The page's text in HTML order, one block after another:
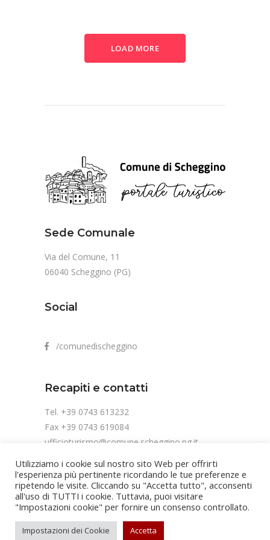
LOAD MORE
Sede Comunale
Via del Comune, 11
06040 Scheggino (PG)
Social
/comunedischeggino
Recapiti e contatti
Tel. +39 0743 613232
Fax +39 0743 619084
ufficioturismo@comune.scheggino.pg.it
Copyright Comune di Scheggino | Cod. fis.
Utilizziamo i cookie sul nostro sito Web per offrirti
l'esperienza più pertinente ricordando le tue preferenze e
ripetendo le visite. Cliccando su "Accetta tutto", acconsenti
all'uso di TUTTI i cookie. Tuttavia, puoi visitare
"Impostazioni cookie" per fornire un consenso controllato.
Impostazioni dei Cookie Accetta